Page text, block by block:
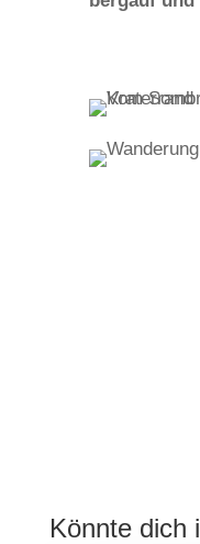
Könnte dich